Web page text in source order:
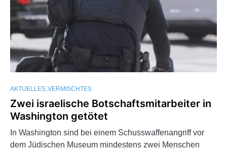
AKTUELLES VERMISCHTES
Zwei israelische Botschaftsmitarbeiter in
Washington getötet
In Washington sind bei einem Schusswaffenangriff vor
dem Jüdischen Museum mindestens zwei Menschen